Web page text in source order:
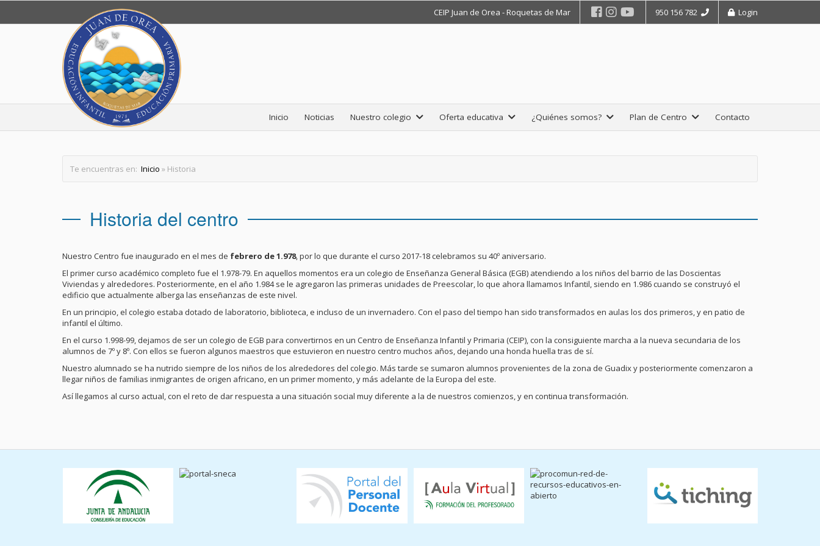
Login
950 156 782
CEIP Juan de Orea - Roquetas de Mar
Inicio Noticias Nuestro colegio Oferta educativa ¿Quiénes somos? Plan de Centro Contacto
Te encuentras en: Inicio » Historia
Historia del centro
Nuestro Centro fue inaugurado en el mes de febrero de 1.978, por lo que durante el curso 2017-18 celebramos su 40º aniversario.
El primer curso académico completo fue el 1.978-79. En aquellos momentos era un colegio de Enseñanza General Básica (EGB) atendiendo a los niños del barrio de las Doscientas
Viviendas y alrededores. Posteriormente, en el año 1.984 se le agregaron las primeras unidades de Preescolar, lo que ahora llamamos Infantil, siendo en 1.986 cuando se construyó el
edificio que actualmente alberga las enseñanzas de este nivel.
En un principio, el colegio estaba dotado de laboratorio, biblioteca, e incluso de un invernadero. Con el paso del tiempo han sido transformados en aulas los dos primeros, y en patio de
infantil el último.
En el curso 1.998-99, dejamos de ser un colegio de EGB para convertirnos en un Centro de Enseñanza Infantil y Primaria (CEIP), con la consiguiente marcha a la nueva secundaria de los
alumnos de 7º y 8º. Con ellos se fueron algunos maestros que estuvieron en nuestro centro muchos años, dejando una honda huella tras de sí.
Nuestro alumnado se ha nutrido siempre de los niños de los alrededores del colegio. Más tarde se sumaron alumnos provenientes de la zona de Guadix y posteriormente comenzaron a
llegar niños de familias inmigrantes de origen africano, en un primer momento, y más adelante de la Europa del este.
Así llegamos al curso actual, con el reto de dar respuesta a una situación social muy diferente a la de nuestros comienzos, y en continua transformación.